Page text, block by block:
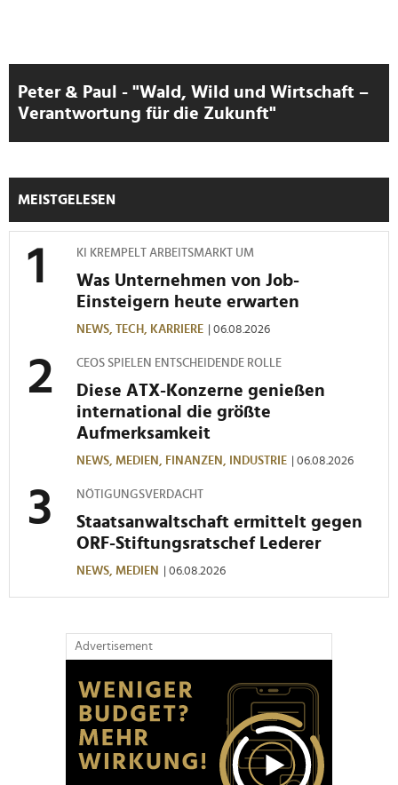
Peter & Paul - "Wald, Wild und Wirtschaft –
Verantwortung für die Zukunft"
MEISTGELESEN
KI KREMPELT ARBEITSMARKT UM
Was Unternehmen von Job-
Einsteigern heute erwarten
NEWS, TECH, KARRIERE | 06.08.2026
CEOS SPIELEN ENTSCHEIDENDE ROLLE
Diese ATX-Konzerne genießen
international die größte
Aufmerksamkeit
NEWS, MEDIEN, FINANZEN, INDUSTRIE | 06.08.2026
NÖTIGUNGSVERDACHT
Staatsanwaltschaft ermittelt gegen
ORF-Stiftungsratschef Lederer
NEWS, MEDIEN | 06.08.2026
Advertisement